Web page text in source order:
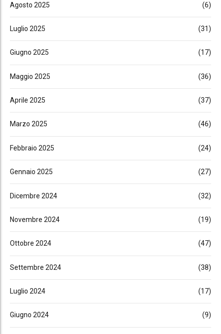
Agosto 2025 (6)
Luglio 2025 (31)
Giugno 2025 (17)
Maggio 2025 (36)
Aprile 2025 (37)
Marzo 2025 (46)
Febbraio 2025 (24)
Gennaio 2025 (27)
Dicembre 2024 (32)
Novembre 2024 (19)
Ottobre 2024 (47)
Settembre 2024 (38)
Luglio 2024 (17)
Giugno 2024 (9)